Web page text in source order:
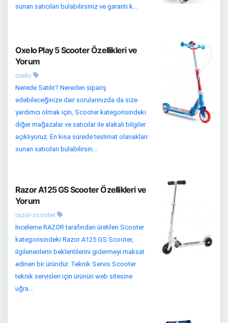
sunan satıcıları bulabilirsiniz ve garanti k...
Oxelo Play 5 Scooter Özellikleri ve
Yorum
oxelo
Nerede Satılır? Nereden sipariş
edebileceğinize dair sorularınızda da size
yardımcı olmak için, Scooter kategorisindeki
diğer mağazalar ve satıcılar ile alakalı bilgiler
açıklıyoruz. En kısa sürede teslimat olanakları
sunan satıcıları bulabilirsin...
Razor A125 GS Scooter Özellikleri ve
Yorum
razor-scooter
İnceleme RAZOR tarafından üretilen Scooter
kategorisindeki Razor A125 GS Scooter,
ilgilenenlerin beklentilerini gidermeyi maksat
edinen bir üründür. Teknik Servis Scooter
teknik servisleri için ürünün web sitesine
uğra...